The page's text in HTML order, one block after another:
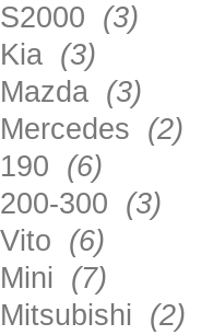
S2000 (3)
Kia (3)
Mazda (3)
Mercedes (2)
190 (6)
200-300 (3)
Vito (6)
Mini (7)
Mitsubishi (2)